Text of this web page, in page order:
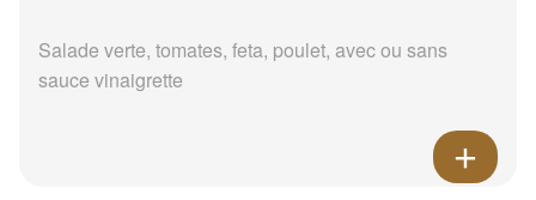
Salade verte, tomates, feta, poulet, avec ou sans
sauce vinaigrette